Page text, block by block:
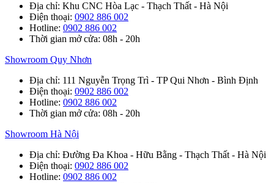
Địa chỉ: Khu CNC Hòa Lạc - Thạch Thất - Hà Nội
Điện thoại: 0902 886 002
Hotline: 0902 886 002
Thời gian mở cửa: 08h - 20h
Showroom Quy Nhơn
Địa chỉ: 111 Nguyễn Trọng Trì - TP Qui Nhơn - Bình Định
Điện thoại: 0902 886 002
Hotline: 0902 886 002
Thời gian mở cửa: 08h - 20h
Showroom Hà Nội
Địa chỉ: Đường Đa Khoa - Hữu Bằng - Thạch Thất - Hà Nội
Điện thoại: 0902 886 002
Hotline: 0902 886 002